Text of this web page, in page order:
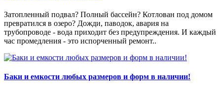
Затопленный подвал? Полный бассейн? Котлован под домом
превратился в озеро? Дожди, паводок, авария на
трубопроводе - вода приходит без предупреждения. И каждый
час промедления - это испорченный ремонт..
Баки и емкости любых размеров и форм в наличии!